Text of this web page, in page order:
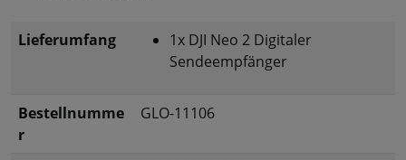
Lieferumfang
1x DJI Neo 2 Digitaler
Sendeempfänger
Bestellnumme
r
GLO-11106